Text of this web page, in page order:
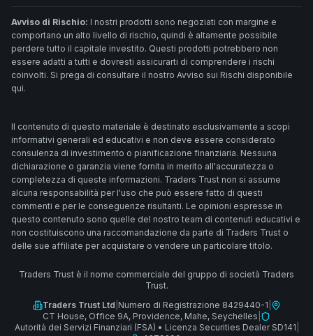
Avviso di Rischio: I nostri prodotti sono negoziati con margine e
comportano un alto livello di rischio, quindi è altamente possibile
perdere tutto il capitale investito. Questi prodotti potrebbero non
essere adatti a tutti e dovresti assicurarti di comprendere i rischi
coinvolti. Si prega di consultare il nostro Avviso sui Rischi disponibile
qui.
Il contenuto di questo materiale è destinato esclusivamente a scopi
informativi generali ed educativi e non deve essere considerato
consulenza di investimento o pianificazione finanziaria. Nessuna
dichiarazione o garanzia viene fornita in merito all'accuratezza o
completezza di queste informazioni. Traders Trust non si assume
alcuna responsabilità per l'uso che può essere fatto di questi
commenti e per le conseguenze risultanti. Le opinioni espresse in
questo contenuto sono quelle del nostro team di contenuti educativi e
non costituiscono una raccomandazione da parte di Traders Trust o
delle sue affiliate per acquistare o vendere un particolare titolo.
Traders Trust è il nome commerciale del gruppo di società Traders
Trust.
Traders Trust Ltd Numero di Registrazione 8429440-1
CT House, Office 9A, Providence, Mahe, Seychelles
Autorità dei Servizi Finanziari (FSA) • Licenza Securities Dealer SD141